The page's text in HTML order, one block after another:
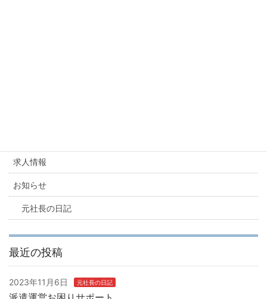
求人情報
お知らせ
元社長の日記
最近の投稿
2023年11月6日 元社長の日記